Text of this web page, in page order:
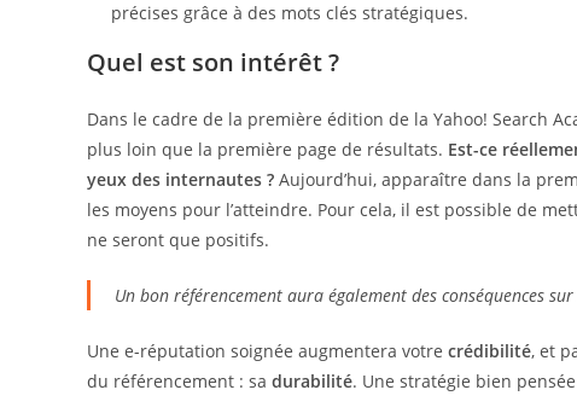
précises grâce à des mots clés stratégiques.
Quel est son intérêt ?
Dans le cadre de la première édition de la Yahoo! Search
plus loin que la première page de résultats. Est-ce
yeux des internautes ? Aujourd’hui, apparaître dans la
les moyens pour l’atteindre. Pour cela, il est possible de
ne seront que positifs.
Un bon référencement aura également des conséquences
Une e-réputation soignée augmentera votre crédibilité, et
du référencement : sa durabilité. Une stratégie bien